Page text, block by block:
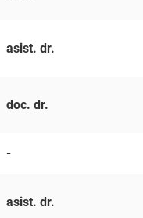
asist. dr.
doc. dr.
-
asist. dr.